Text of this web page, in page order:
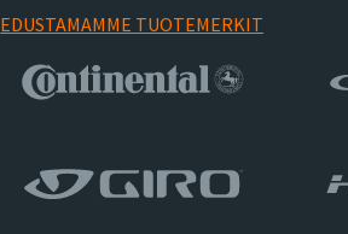
EDUSTAMAMME TUOTEMERKIT